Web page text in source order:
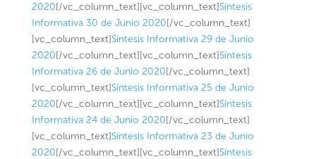
2020[/vc_column_text][vc_column_text]Síntesis
Informativa 30 de Junio 2020[/vc_column_text]
[vc_column_text]Síntesis Informativa 29 de Junio
2020[/vc_column_text][vc_column_text]Síntesis
Informativa 26 de Junio 2020[/vc_column_text]
[vc_column_text]Síntesis Informativa 25 de Junio
2020[/vc_column_text][vc_column_text]Síntesis
Informativa 24 de Junio 2020[/vc_column_text]
[vc_column_text]Síntesis Informativa 23 de Junio
2020[/vc_column_text][vc_column_text]Síntesis